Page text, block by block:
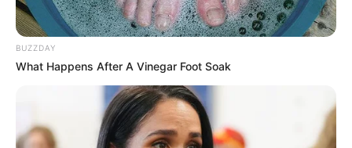
242136
Η Επιχείρηση δηλώνει ότι έχει συμμορφωθεί με τη Σύσταση (ΕΕ)
2018/334 της Επιτροπής της 1ης Μαρτίου 2018 σχετικά με τα μέτρα
για την αποτελεσματική αντιμετώπιση του παράνομου
περιεχομένου στο διαδίκτυο (L 63).
Επωνυμία: ΣΩΤΗΡΙΟΣ ΙΩΑΝΝΗΣ ΜΠΑΡΣΑΚΗΣ, Διακριτικός τίτλος:
BUZZDAY
What Happens After A Vinegar Foot Soak